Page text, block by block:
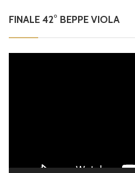
FINALE 42° BEPPE VIOLA